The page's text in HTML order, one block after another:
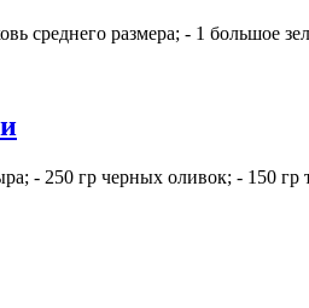
размера; - 1 большое
250 гр черных оливок; - 150 гр